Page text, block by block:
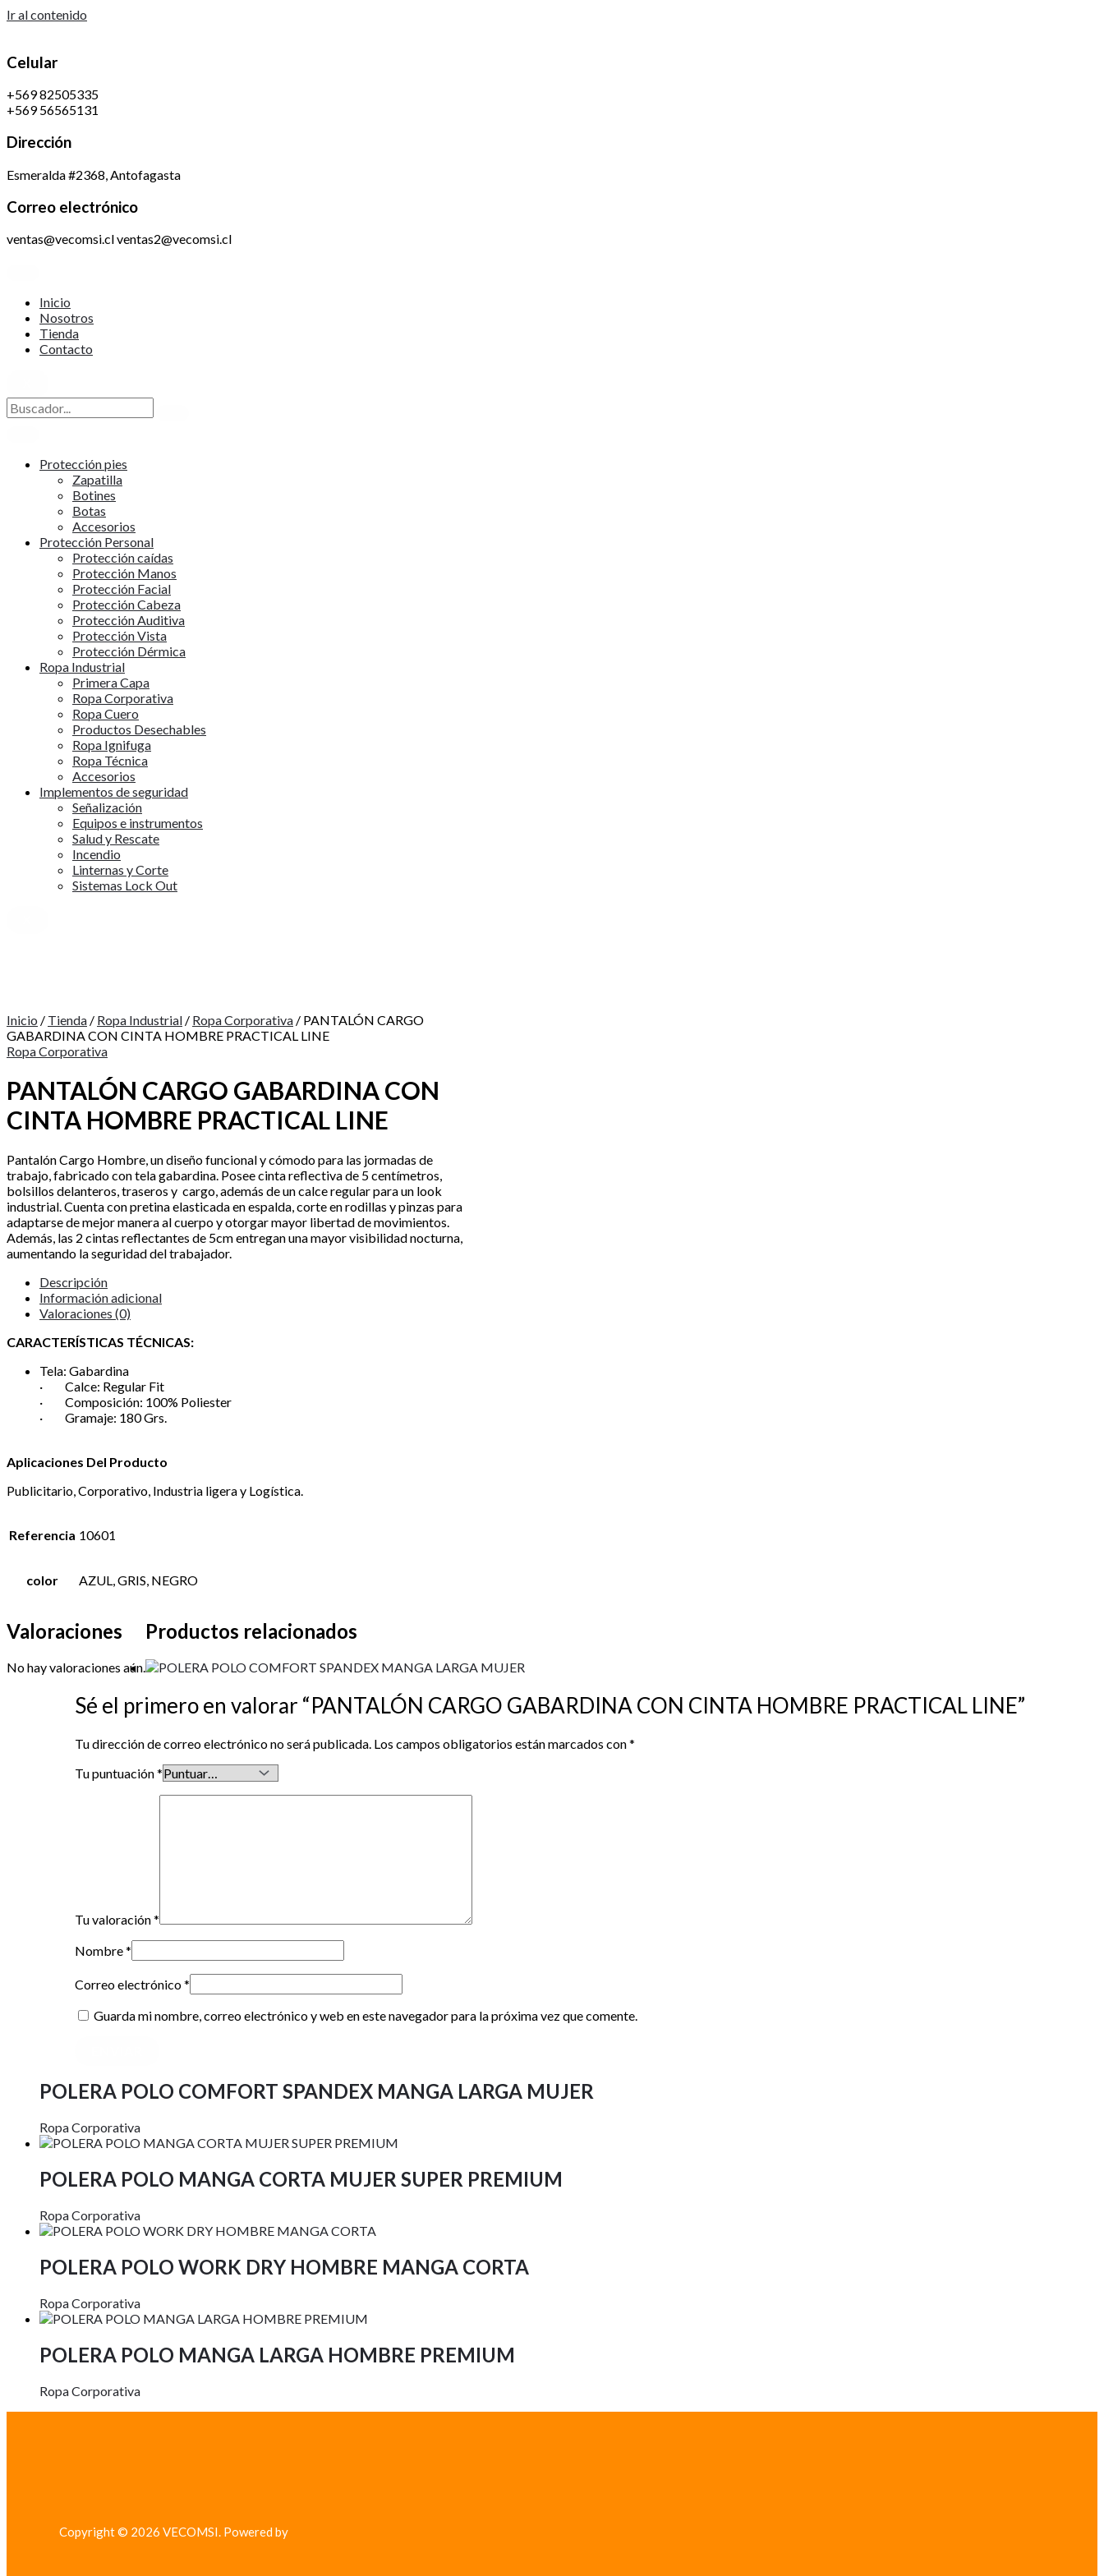
Ir al contenido
Celular
+569 82505335
+569 56565131
Dirección
Esmeralda #2368, Antofagasta
Correo electrónico
ventas@vecomsi.cl ventas2@vecomsi.cl
Inicio
Nosotros
Tienda
Contacto
Protección pies
Zapatilla
Botines
Botas
Accesorios
Protección Personal
Protección caídas
Protección Manos
Protección Facial
Protección Cabeza
Protección Auditiva
Protección Vista
Protección Dérmica
Ropa Industrial
Primera Capa
Ropa Corporativa
Ropa Cuero
Productos Desechables
Ropa Ignifuga
Ropa Técnica
Accesorios
Implementos de seguridad
Señalización
Equipos e instrumentos
Salud y Rescate
Incendio
Linternas y Corte
Sistemas Lock Out
Inicio / Tienda / Ropa Industrial / Ropa Corporativa / PANTALÓN CARGO
GABARDINA CON CINTA HOMBRE PRACTICAL LINE
Ropa Corporativa
PANTALÓN CARGO GABARDINA CON
CINTA HOMBRE PRACTICAL LINE
Pantalón Cargo Hombre, un diseño funcional y cómodo para las jormadas de
trabajo, fabricado con tela gabardina. Posee cinta reflectiva de 5 centímetros,
bolsillos delanteros, traseros y cargo, además de un calce regular para un look
industrial. Cuenta con pretina elasticada en espalda, corte en rodillas y pinzas para
adaptarse de mejor manera al cuerpo y otorgar mayor libertad de movimientos.
Además, las 2 cintas reflectantes de 5cm entregan una mayor visibilidad nocturna,
aumentando la seguridad del trabajador.
Descripción
Información adicional
Valoraciones (0)
CARACTERÍSTICAS TÉCNICAS:
Tela: Gabardina
· Calce: Regular Fit
· Composición: 100% Poliester
· Gramaje: 180 Grs.
Aplicaciones Del Producto
Publicitario, Corporativo, Industria ligera y Logística.
Referencia 10601
color AZUL, GRIS, NEGRO
Valoraciones
No hay valoraciones aún.
Sé el primero en valorar “PANTALÓN CARGO GABARDINA CON CINTA HOMBRE PRACTICAL LINE”
Tu dirección de correo electrónico no será publicada. Los campos obligatorios están marcados con*
Tu puntuación*
Tu valoración*
Nombre*
Correo electrónico*
Guarda mi nombre, correo electrónico y web en este navegador para la próxima vez que comente.
Productos relacionados
POLERA POLO COMFORT SPANDEX MANGA LARGA MUJER
Ropa Corporativa
POLERA POLO MANGA CORTA MUJER SUPER PREMIUM
Ropa Corporativa
POLERA POLO WORK DRY HOMBRE MANGA CORTA
Ropa Corporativa
POLERA POLO MANGA LARGA HOMBRE PREMIUM
Ropa Corporativa
Copyright © 2026 VECOMSI. Powered by